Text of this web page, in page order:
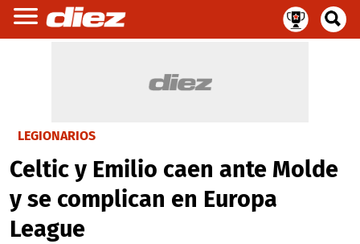
LEGIONARIOS
Celtic y Emilio caen ante Molde
y se complican en Europa
League